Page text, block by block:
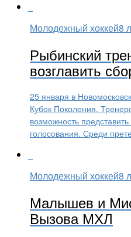
Молодежный хоккей8
Рыбинский
возглавить
25 января в
Кубок Поколения.
возможность
голосования. Среди
Молодежный хоккей8
Малышев и
Вызова МХЛ